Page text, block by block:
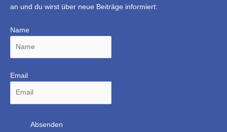
an und du wirst über neue Beiträge informiert:
Name
Email